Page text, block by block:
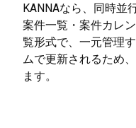
KANNAなら、同時並
案件一覧・案件カレ
覧形式で、一元管理
ムで更新されるため
ます。